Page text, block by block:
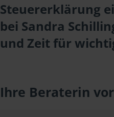
Steuererklärung
bei Sandra
und Zeit für
Ihre Beraterin